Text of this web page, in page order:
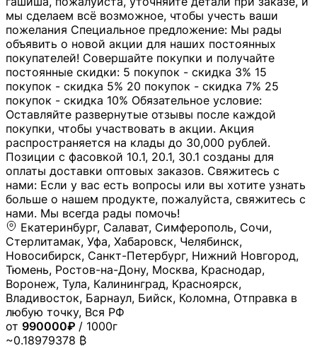
мы сделаем всё возможное, чтобы учесть ваши
пожелания Специальное предложение: Мы рады
объявить о новой акции для наших постоянных
покупателей! Совершайте покупки и получайте
постоянные скидки: 5 покупок - скидка 3% 15
покупок - скидка 5% 20 покупок - скидка 7% 25
покупок - скидка 10% Обязательное условие:
Оставляйте развернутые отзывы после каждой
покупки, чтобы участвовать в акции. Акция
распространяется на клады до 30,000 рублей.
Позиции с фасовкой 10.1, 20.1, 30.1 созданы для
оплаты доставки оптовых заказов. Свяжитесь с
нами: Если у вас есть вопросы или вы хотите узнать
больше о нашем продукте, пожалуйста, свяжитесь с
нами. Мы всегда рады помочь!
Екатеринбург, Салават, Симферополь, Сочи,
Стерлитамак, Уфа, Хабаровск, Челябинск,
Новосибирск, Санкт-Петербург, Нижний Новгород,
Тюмень, Ростов-на-Дону, Москва, Краснодар,
Воронеж, Тула, Калининград, Красноярск,
Владивосток, Барнаул, Бийск, Коломна, Отправка в
любую точку, Вся РФ
от 990000₽ / 1000г
~0.18979378 ₿